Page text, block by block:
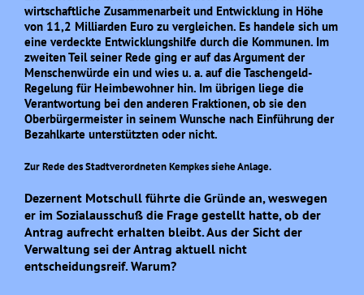
wirtschaftliche Zusammenarbeit und Entwicklung in Höhe
von 11,2 Milliarden Euro zu vergleichen. Es handele sich um
eine verdeckte Entwicklungshilfe durch die Kommunen. Im
zweiten Teil seiner Rede ging er auf das Argument der
Menschenwürde ein und wies u. a. auf die Taschengeld-
Regelung für Heimbewohner hin. Im übrigen liege die
Verantwortung bei den anderen Fraktionen, ob sie den
Oberbürgermeister in seinem Wunsche nach Einführung der
Bezahlkarte unterstützten oder nicht.
Zur Rede des Stadtverordneten Kempkes siehe Anlage.
Dezernent Motschull führte die Gründe an, weswegen
er im Sozialausschuß die Frage gestellt hatte, ob der
Antrag aufrecht erhalten bleibt. Aus der Sicht der
Verwaltung sei der Antrag aktuell nicht
entscheidungsreif. Warum?